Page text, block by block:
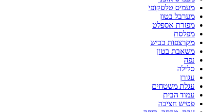
מעמיס טלסקופי
מערבל בטון
מפזרת אספלט
מפלסת
מקרצפות כביש
משאבת בטון
נפה
סלילה
עגורן
עגלת משטחים
עמוד הבית
פטיש חציבה